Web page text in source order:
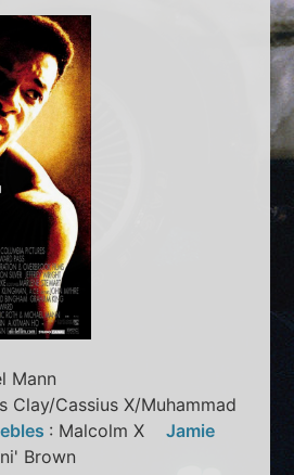
Mann
Clay/Cassius X/Muhammad
: Malcolm XJamie
Brown